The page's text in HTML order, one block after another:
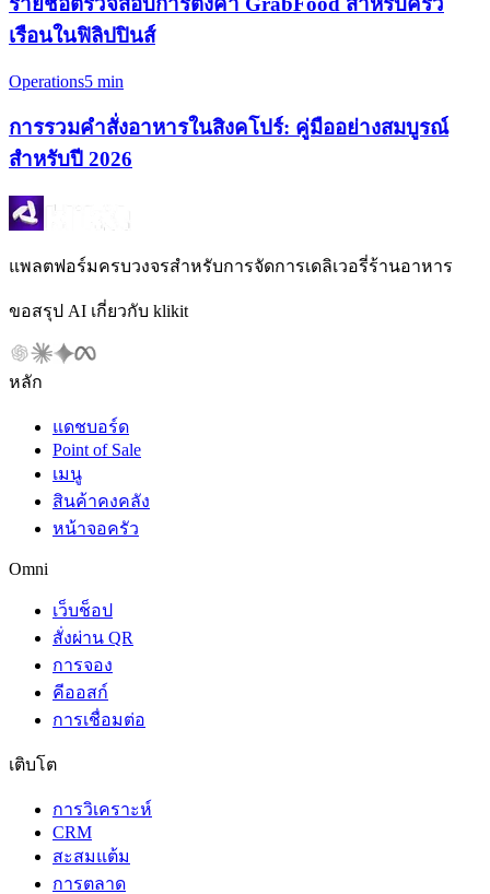
เรือนในฟิลิปปินส์
Operations5 min
การรวมคำสั่งอาหารในสิงคโปร์: คู่มืออย่างสมบูรณ์
สำหรับปี 2026
แพลตฟอร์มครบวงจรสำหรับการจัดการเดลิเวอรี่ร้านอาหาร
ขอสรุป AI เกี่ยวกับ klikit
หลัก
แดชบอร์ด
Point of Sale
เมนู
สินค้าคงคลัง
หน้าจอครัว
Omni
เว็บช็อป
สั่งผ่าน QR
การจอง
คีออสก์
การเชื่อมต่อ
เติบโต
การวิเคราะห์
CRM
สะสมแต้ม
การตลาด